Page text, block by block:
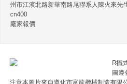
州市江濱北路新華南路尾聯系人陳火來
cn400
廠家報價
R擺
圖遵
注意本圖片來自遵化市富龍機械制造有限